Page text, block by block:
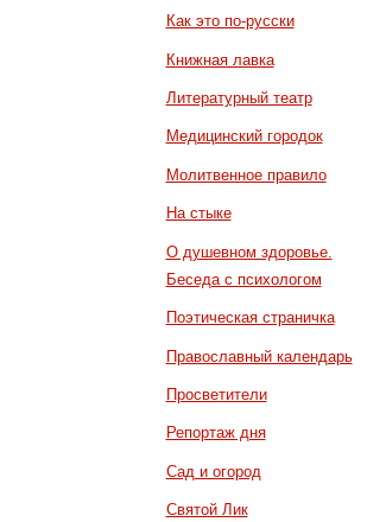
Как это по-русски
Книжная лавка
Литературный театр
Медицинский городок
Молитвенное правило
На стыке
О душевном здоровье.
Беседа с психологом
Поэтическая страничка
Православный календарь
Просветители
Репортаж дня
Сад и огород
Святой Лик